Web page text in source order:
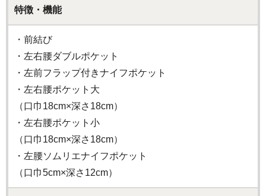
特徴・機能
・前結び
・左右腰ダブルポケット
・左前フラップ付きナイフポケット
・左右腰ポケット大
（口巾18cm×深さ18cm）
・左右腰ポケット小
（口巾18cm×深さ18cm）
・左腰ソムリエナイフポケット
（口巾5cm×深さ12cm）